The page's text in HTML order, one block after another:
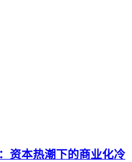
资本热潮下的商业化冷